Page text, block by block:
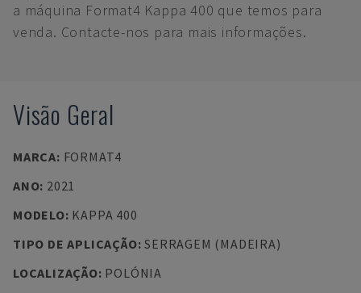
a máquina Format4 Kappa 400 que temos para
venda. Contacte-nos para mais informações.
Visão Geral
MARCA: FORMAT4
ANO: 2021
MODELO: KAPPA 400
TIPO DE APLICAÇÃO:SERRAGEM (MADEIRA)
LOCALIZAÇÃO: POLÓNIA